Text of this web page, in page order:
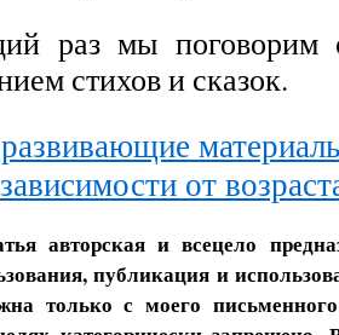
раз мы поговорим
стихов и сказок.
зависимости от
авторская и всецело
публикация и
только с моего